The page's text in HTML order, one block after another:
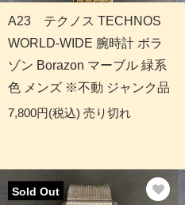
A23 テクノス TECHNOS
WORLD-WIDE 腕時計 ボラ
ゾン Borazon マーブル 緑系
色 メンズ ※不動 ジャンク品
7,800円(税込) 売り切れ
Sold Out